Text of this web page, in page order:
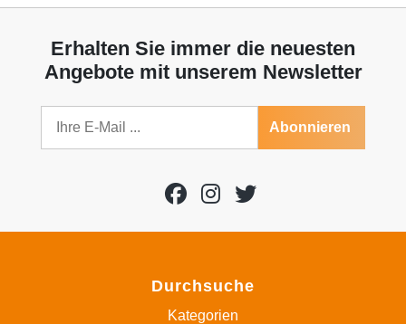
Erhalten Sie immer die neuesten
Angebote mit unserem Newsletter
Abonnieren
Durchsuche
Kategorien